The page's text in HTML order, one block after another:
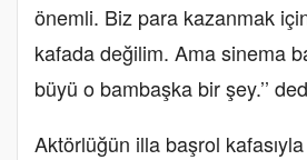
önemli. Biz para kazanmak
kafada değilim. Ama sinema
büyü o bambaşka bir şey.’’
Aktörlüğün illa başrol